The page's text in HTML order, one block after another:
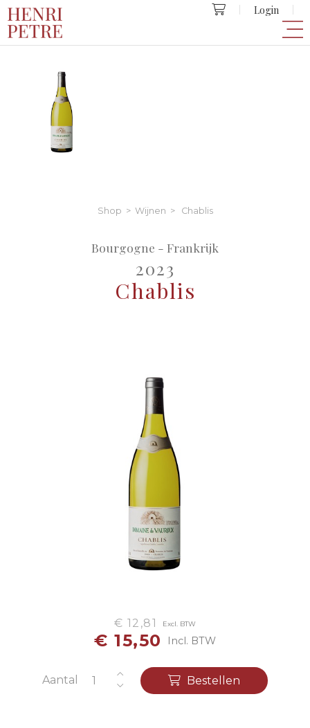
Login
Shop > Wijnen > Chablis
Bourgogne - Frankrijk
2023
Chablis
€ 12,81 Excl. BTW
€ 15,50 Incl. BTW
Aantal Bestellen